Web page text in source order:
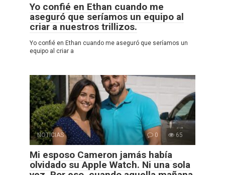
Yo confié en Ethan cuando me
aseguró que seríamos un equipo al
criar a nuestros trillizos.
Yo confié en Ethan cuando me aseguró que seríamos un
equipo al criar a
NOTICIAS 0 65
Mi esposo Cameron jamás había
olvidado su Apple Watch. Ni una sola